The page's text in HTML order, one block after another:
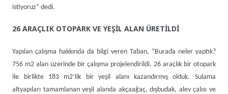
istiyoruz” dedi.
26 ARAÇLIK OTOPARK VE YEŞİL ALAN ÜRETİLDİ
Yapılan çalışma hakkında da bilgi veren Taban, “Burada neler yaptık?
756 m2 alan üzerinde bir çalışma projelendirildi. 26 araçlık bir otopark
ile birlikte 183 m2’lik bir yeşil alanı kazandırmış olduk. Sulama
altyapıları tamamlanan yeşil alanda akçaağaç, dışbudak, alev çalısı ve